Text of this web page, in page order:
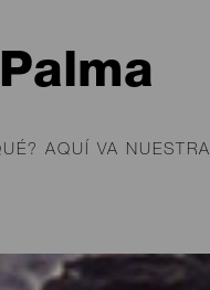
AQUÍ VA NUESTRA